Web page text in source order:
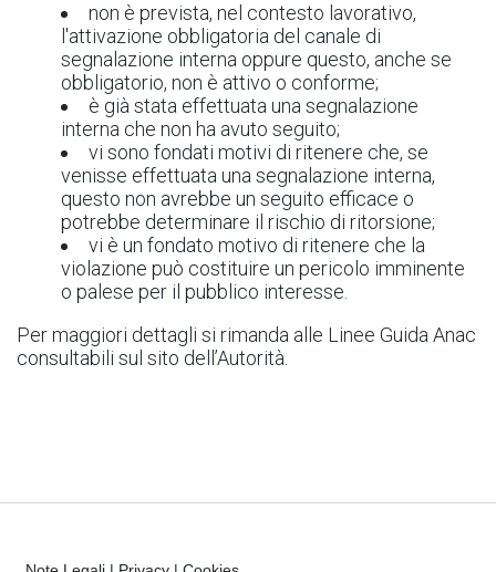
non è prevista, nel contesto lavorativo,
l'attivazione obbligatoria del canale di
segnalazione interna oppure questo, anche se
obbligatorio, non è attivo o conforme;
è già stata effettuata una segnalazione
interna che non ha avuto seguito;
vi sono fondati motivi di ritenere che, se
venisse effettuata una segnalazione interna,
questo non avrebbe un seguito efficace o
potrebbe determinare il rischio di ritorsione;
vi è un fondato motivo di ritenere che la
violazione può costituire un pericolo imminente
o palese per il pubblico interesse.
Per maggiori dettagli si rimanda alle Linee Guida Anac
consultabili sul sito dell’Autorità.